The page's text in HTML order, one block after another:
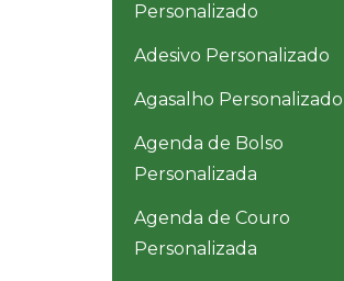
Personalizado
Adesivo Personalizado
Agasalho Personalizado
Agenda de Bolso
Personalizada
Agenda de Couro
Personalizada